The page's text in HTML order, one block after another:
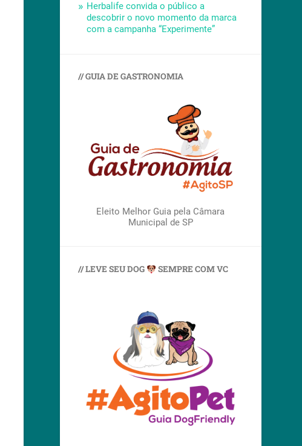
Herbalife convida o público a
descobrir o novo momento da marca
com a campanha “Experimente”
// GUIA DE GASTRONOMIA
Eleito Melhor Guia pela Câmara
Municipal de SP
// LEVE SEU DOG SEMPRE COM VC